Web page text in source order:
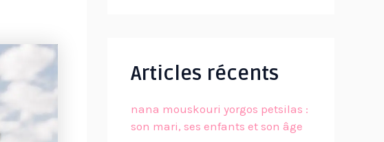
Articles récents
nana mouskouri yorgos petsilas :
son mari, ses enfants et son âge